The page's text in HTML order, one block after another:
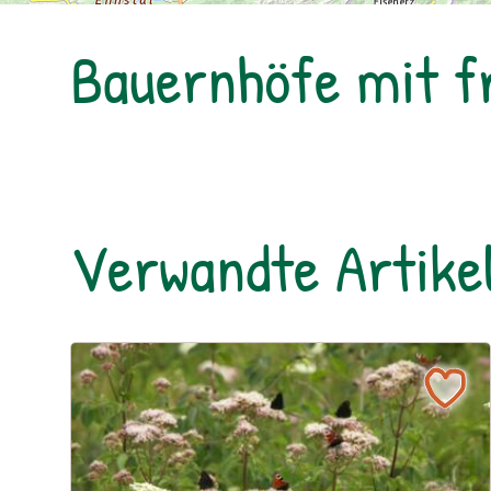
Bauernhöfe mit
Verwandte
Ein blühendes Schmetterlingsbeet für Groß und